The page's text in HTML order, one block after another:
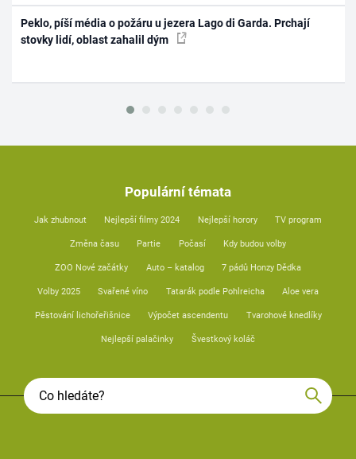
Peklo, píší média o požáru u jezera Lago di Garda. Prchají
stovky lidí, oblast zahalil dým
Populární témata
Jak zhubnout Nejlepší filmy 2024 Nejlepší horory TV program
Změna času Partie Počasí Kdy budou volby
ZOO Nové začátky Auto – katalog 7 pádů Honzy Dědka
Volby 2025 Svařené víno Tatarák podle Pohlreicha Aloe vera
Pěstování lichořeřišnice Výpočet ascendentu Tvarohové knedlíky
Nejlepší palačinky Švestkový koláč